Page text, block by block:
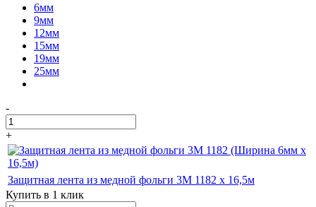
6мм
9мм
12мм
15мм
19мм
25мм
-
+
Защитная лента из медной фольги 3M 1182 x 16,5м
Купить в 1 клик